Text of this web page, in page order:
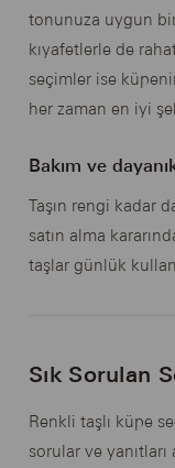
tonunuza uygun
kıyafetlerle de
seçimler ise
her zaman en iyi
Bakım ve
Taşın rengi kadar
satın alma
taşlar günlük
Sık Sorulan
Renkli taşlı küpe
sorular ve